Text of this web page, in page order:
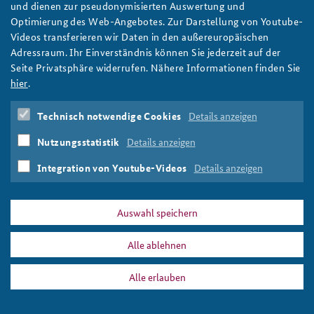
und dienen zur pseudonymisierten Auswertung und
Optimierung des Web-Angebotes. Zur Darstellung von Youtube-
Videos transferieren wir Daten in den außereuropäischen
Adressraum. Ihr Einverständnis können Sie jederzeit auf der
Seite Privatsphäre widerrufen. Nähere Informationen finden Sie
hier.
Technisch notwendige Cookies Details anzeigen
Nutzungsstatistik Details anzeigen
Integration von Youtube-Videos Details anzeigen
Auswahl speichern
Alle ablehnen
Alle erlauben